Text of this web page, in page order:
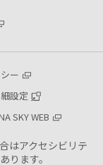
ー
設定
SKY WEB
はアクセシビリテ
ります。